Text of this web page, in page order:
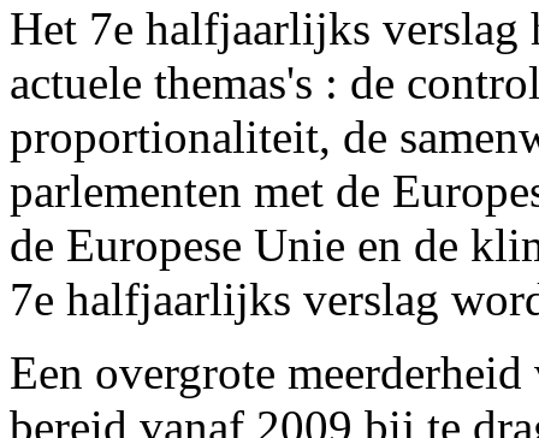
Het 7e halfjaarlijks
actuele themas's : de
proportionaliteit, de
parlementen met de
de Europese Unie en de
7e halfjaarlijks verslag
Een overgrote
bereid vanaf 2009 bij te